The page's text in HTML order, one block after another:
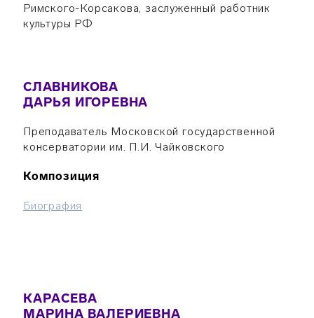
Римского-Корсакова, заслуженный работник
культуры РФ
СЛАВНИКОВА
ДАРЬЯ ИГОРЕВНА
Преподаватель Московской государственной
консерватории им. П.И. Чайковского
Композиция
Биография
КАРАСЕВА
МАРИНА ВАЛЕРИЕВНА